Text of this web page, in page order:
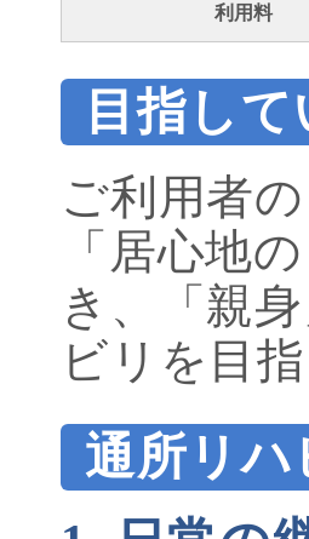
利用料
目指し
ご利用者
「居心地
き、「親
ビリを目
通所リ